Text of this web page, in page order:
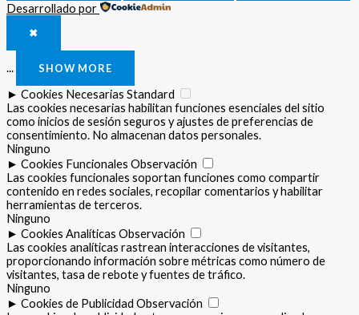
Desarrollado por
✖
... SHOW MORE
► Cookies Necesarias Standard
Las cookies necesarias habilitan funciones esenciales del sitio
como inicios de sesión seguros y ajustes de preferencias de
consentimiento. No almacenan datos personales.
Ninguno
► Cookies Funcionales Observación
Las cookies funcionales soportan funciones como compartir
contenido en redes sociales, recopilar comentarios y habilitar
herramientas de terceros.
Ninguno
► Cookies Analíticas Observación
Las cookies analíticas rastrean interacciones de visitantes,
proporcionando información sobre métricas como número de
visitantes, tasa de rebote y fuentes de tráfico.
Ninguno
► Cookies de Publicidad Observación